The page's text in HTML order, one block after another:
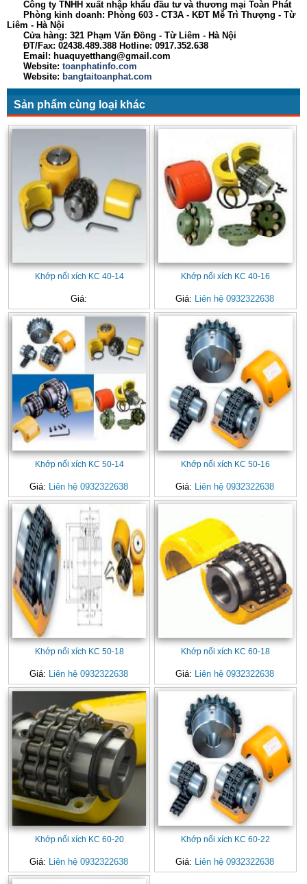
Công ty TNHH xuất nhập khẩu đầu tư và thương mại Toàn Phát
Phòng kinh doanh: Phòng 603 - CT3A - KĐT Mễ Trì Thượng - Từ
Liêm - Hà Nội
Cửa hàng: 321 Phạm Văn Đồng - Từ Liêm - Hà Nội
ĐT/Fax: 02438.489.388 Hotline: 0917.352.638
Email: huaquyetthang@gmail.com
Website: toanphatinfo.com
Website: bangtaitoanphat.com
Sản phẩm cùng loại khác
Khớp nối xích KC 40-14
Giá:
Khớp nối xích KC 40-16
Giá: Liên hệ 0932322638
Khớp nối xích KC 50-14
Giá: Liên hệ 0932322638
Khớp nối xích KC 50-16
Giá: Liên hệ 0932322638
Khớp nối xích KC 50-18
Giá: Liên hệ 0932322638
Khớp nối xích KC 60-18
Giá: Liên hệ 0932322638
Khớp nối xích KC 60-20
Giá: Liên hệ 0932322638
Khớp nối xích KC 60-22
Giá: Liên hệ 0932322638